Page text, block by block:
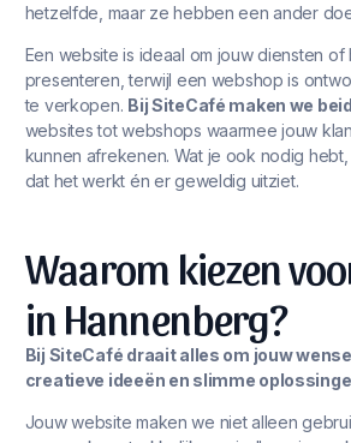
hetzelfde, maar ze hebben een ander
Een website is ideaal om jouw diensten of
presenteren, terwijl een webshop is
te verkopen. Bij SiteCafé maken we
websites tot webshops waarmee jouw
kunnen afrekenen. Wat je ook nodig
dat het werkt én er geweldig uitziet.
Waarom kiezen
in Hannenberg?
Bij SiteCafé draait alles om jouw
creatieve ideeën en slimme
Jouw website maken we niet alleen